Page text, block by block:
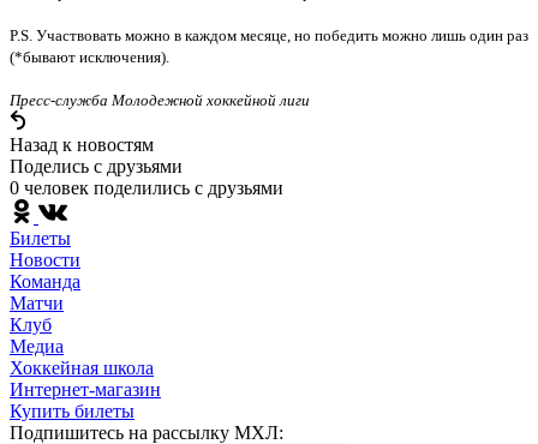
P.S . Участвовать можно в каждом месяце, но победить можно лишь один раз
(*бывают исключения).
Пресс-служба Молодежной хоккейной лиги
Назад к новостям
Поделись c друзьями
0 человек поделились c друзьями
Билеты
Новости
Команда
Матчи
Клуб
Медиа
Хоккейная школа
Интернет-магазин
Купить билеты
Подпишитесь на рассылку МХЛ: